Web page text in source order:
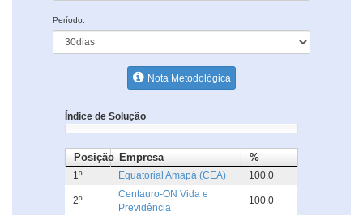
Período:
Nota Metodológica
Índice de Solução
Posição Empresa %
1º Equatorial Amapá (CEA) 100.0
2º
Centauro-ON Vida e
Previdência
100.0